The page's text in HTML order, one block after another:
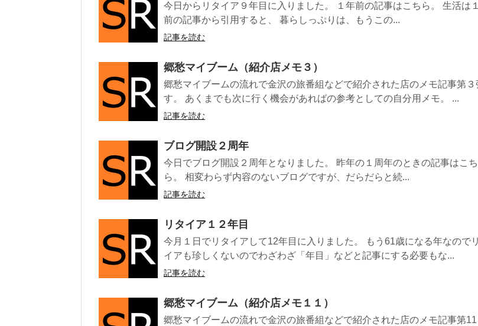
今日からリタイア９年目に入りました。 １年前の記事はこちら。 生活は
前の記事から引用すると、 暮らしっぷりは、もうこの...
記事を読む
郷愁マイブーム（紹介店メモ３）
郷愁マイブームの流れで金沢の旅番組などで紹介された店のメモ記事第３
す。 あくまでも次に行く機会があればの参考としての自分用メモ。 ...
記事を読む
ブログ開設２周年
今日でブログ開設２周年となりました。 昨年の１周年のときの記事はこち
ら。 相変わらず内容のないブログですが、だらだらと続...
記事を読む
リタイア１２年目
今月１日でリタイアして12年目に入りました。 もう61歳になる年なので
イアも珍しくないのでわざわざ「年目」などと記事にする必要もな...
記事を読む
郷愁マイブーム（紹介店メモ１１）
郷愁マイブームの流れで金沢の旅番組などで紹介された店のメモ記事第11